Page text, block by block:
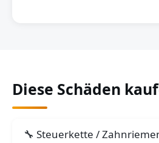
Diese Schäden
Steuerkette /